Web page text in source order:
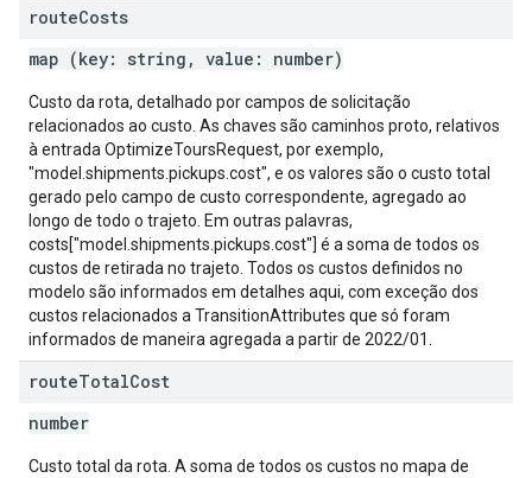
routeCosts
map (key: string, value: number)
Custo da rota, detalhado por campos de solicitação
relacionados ao custo. As chaves são caminhos proto, relativos
à entrada OptimizeToursRequest, por exemplo,
"model.shipments.pickups.cost", e os valores são o custo total
gerado pelo campo de custo correspondente, agregado ao
longo de todo o trajeto. Em outras palavras,
costs["model.shipments.pickups.cost"] é a soma de todos os
custos de retirada no trajeto. Todos os custos definidos no
modelo são informados em detalhes aqui, com exceção dos
custos relacionados a TransitionAttributes que só foram
informados de maneira agregada a partir de 2022/01.
routeTotalCost
number
Custo total da rota. A soma de todos os custos no mapa de